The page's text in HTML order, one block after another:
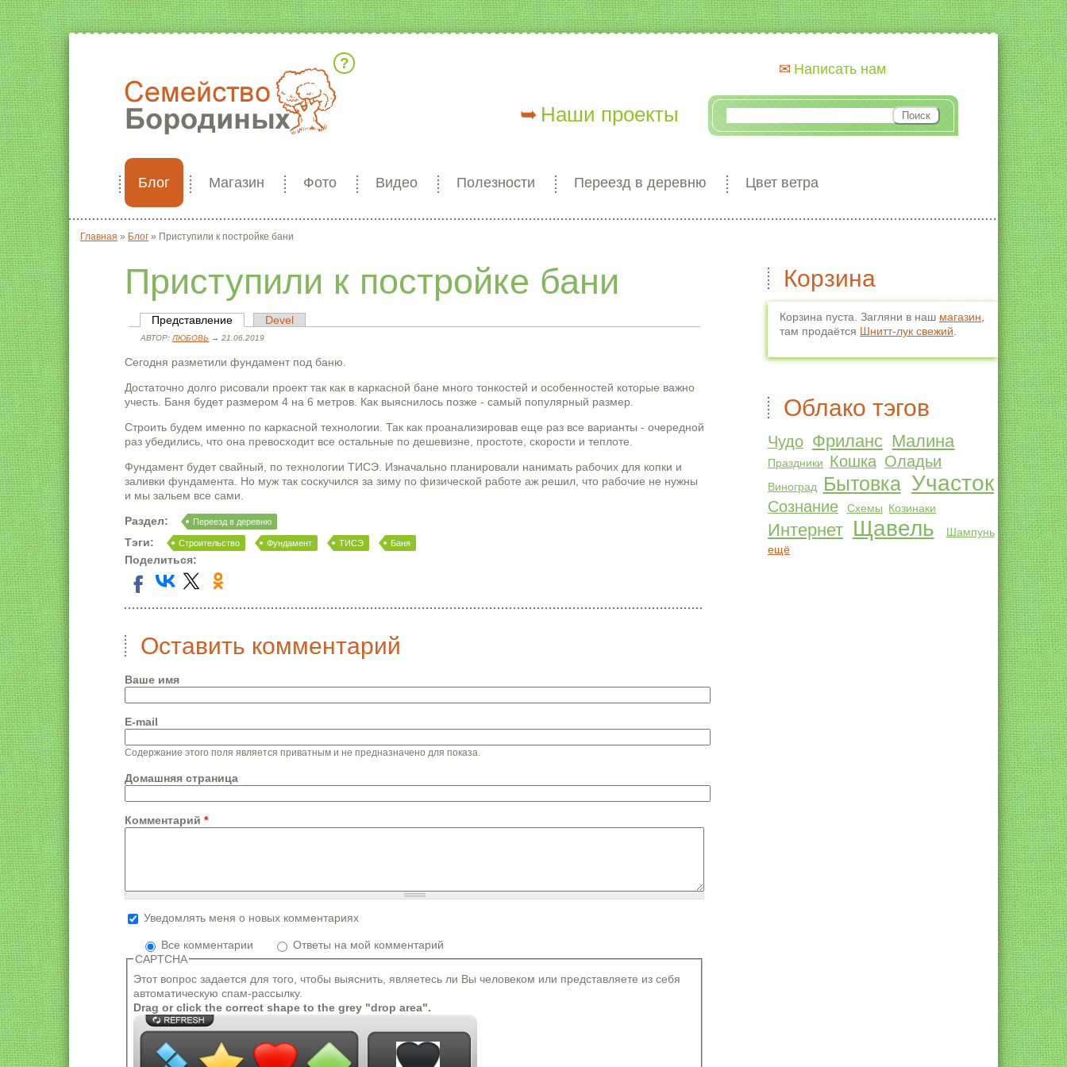
Блог Магазин Фото Видео Полезности Переезд в деревню Цвет ветра
Наши проекты
Написать нам
Вы здесь
Главная » Блог » Приступили к постройке бани
Приступили к постройке бани
Главные вкладки
Представление (активная вкладка)
Devel
АВТОР: ЛЮБОВЬ → 21.06.2019
Сегодня разметили фундамент под баню.
Достаточно долго рисовали проект так как в каркасной бане много тонкостей и особенностей которые важно
учесть. Баня будет размером 4 на 6 метров. Как выяснилось позже - самый популярный размер.
Строить будем именно по каркасной технологии. Так как проанализировав еще раз все варианты - очередной
раз убедились, что она превосходит все остальные по дешевизне, простоте, скорости и теплоте.
Фундамент будет свайный, по технологии ТИСЭ. Изначально планировали нанимать рабочих для копки и
заливки фундамента. Но муж так соскучился за зиму по физической работе аж решил, что рабочие не нужны
и мы зальем все сами.
Раздел:
Переезд в деревню
Тэги: Строительство Фундамент ТИСЭ Баня
Поделиться:
Оставить комментарий
Ваше имя
E-mail
Содержание этого поля является приватным и не предназначено для показа.
Домашняя страница
Комментарий *
Адреса страниц и электронной почты автоматически преобразуются в ссылки.
Строки и параграфы переносятся автоматически.
Уведомлять меня о новых комментариях
Все комментарии
Ответы на мой комментарий
CAPTCHA
Этот вопрос задается для того, чтобы выяснить, являетесь ли Вы человеком или представляете из себя
автоматическую спам-рассылку.
Drag or click the correct shape to the grey "drop area".
Корзина
Корзина пуста. Загляни в наш магазин
там продаётся Шнитт-лук свежий
Облако тэгов
Чудо Фриланс Малина
Праздники Кошка Оладьи
Виноград Бытовка Участок
Сознание Схемы Козинаки
Интернет Щавель
Шампунь
ещё